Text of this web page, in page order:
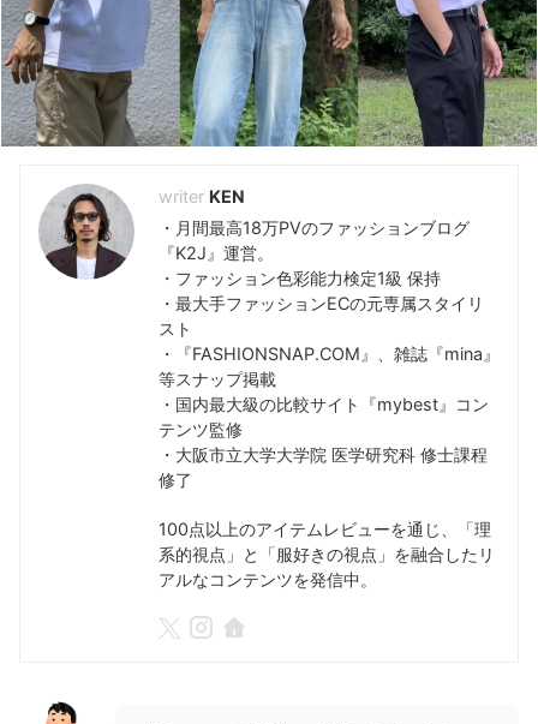
コンバース ダサい(39) ナイキ(6)
ニューバランス(9) ノードグリーン (7) プーマ (5)
ユニクロ (12) レビュー(118) 評判解説(48)
KEN
・月間最高18万PVのファッションブログ
『K2J』運営。
・ファッション色彩能力検定1級 保持
・最大手ファッションECの元専属スタイリ
スト
・『FASHIONSNAP.COM』、雑誌『mina』
等スナップ掲載
・国内最大級の比較サイト『mybest』コン
テンツ監修
・大阪市立大学大学院 医学研究科 修士課程
修了
100点以上のアイテムレビューを通じ、「理
系的視点」と「服好きの視点」を融合したリ
アルなコンテンツを発信中。